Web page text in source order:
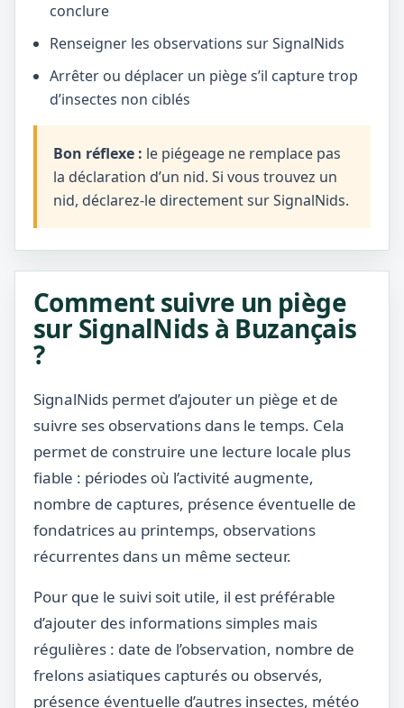
conclure
Renseigner les observations sur SignalNids
Arrêter ou déplacer un piège s’il capture trop
d’insectes non ciblés
Bon réflexe : le piégeage ne remplace pas
la déclaration d’un nid. Si vous trouvez un
nid, déclarez-le directement sur SignalNids.
Comment suivre un piège
sur SignalNids à Buzançais
?
SignalNids permet d’ajouter un piège et de
suivre ses observations dans le temps. Cela
permet de construire une lecture locale plus
fiable : périodes où l’activité augmente,
nombre de captures, présence éventuelle de
fondatrices au printemps, observations
récurrentes dans un même secteur.
Pour que le suivi soit utile, il est préférable
d’ajouter des informations simples mais
régulières : date de l’observation, nombre de
frelons asiatiques capturés ou observés,
présence éventuelle d’autres insectes, météo